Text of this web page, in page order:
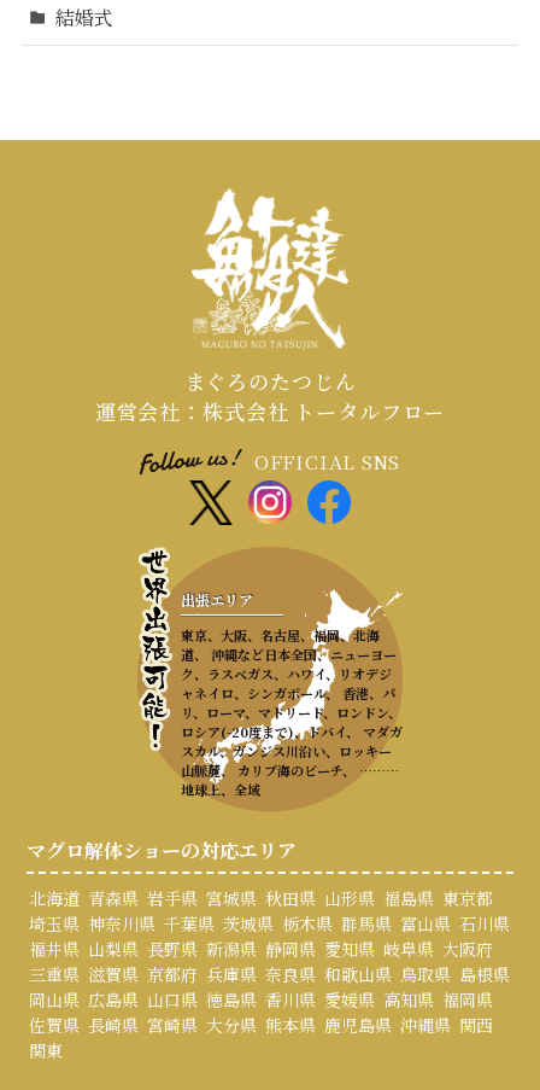
結婚式
まぐろのたつじん
運営会社：株式会社 トータルフロー
OFFICIAL SNS
出張エリア
東京、大阪、名古屋、福岡、北海
道、 沖縄など日本全国、ニューヨー
ク、ラスベガス、ハワイ、リオデジ
ャネイロ、シンガポール、 香港、パ
リ、ローマ、マドリード、ロンドン、
ロシア(-20度まで)、ドバイ、 マダガ
スカル、ガンジス川沿い、ロッキー
山脈麓、 カリブ海のビーチ、 ………
地球上、全域
マグロ解体ショーの対応エリア
北海道 青森県 岩手県 宮城県 秋田県 山形県 福島県 東京都
埼玉県 神奈川県 千葉県 茨城県 栃木県 群馬県 富山県 石川県
福井県 山梨県 長野県 新潟県 静岡県 愛知県 岐阜県 大阪府
三重県 滋賀県 京都府 兵庫県 奈良県 和歌山県 鳥取県 島根県
岡山県 広島県 山口県 徳島県 香川県 愛媛県 高知県 福岡県
佐賀県 長崎県 宮崎県 大分県 熊本県 鹿児島県 沖縄県 関西
関東